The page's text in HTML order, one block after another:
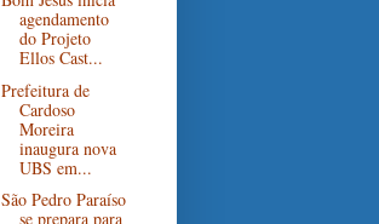
agendamento
do Projeto
Ellos Cast...
Prefeitura de
Cardoso
Moreira
inaugura nova
UBS em...
São Pedro Paraíso
se prepara para